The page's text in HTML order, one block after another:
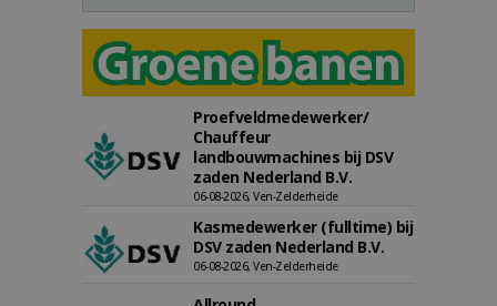
Proefveldmedewerker/
Chauffeur
landbouwmachines bij DSV
zaden Nederland B.V.
06-08-2026, Ven-Zelderheide
Kasmedewerker (fulltime) bij
DSV zaden Nederland B.V.
06-08-2026, Ven-Zelderheide